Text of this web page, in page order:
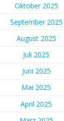
Oktober 2025
September 2025
August 2025
Juli 2025
Juni 2025
Mai 2025
April 2025